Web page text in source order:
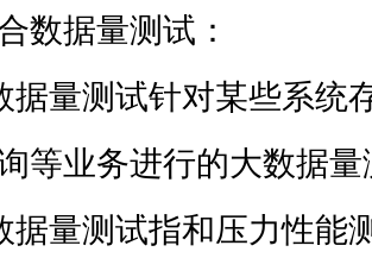
数据量测试：
据量测试针对某些系统
等业务进行的大数据量
据量测试指和压力性能